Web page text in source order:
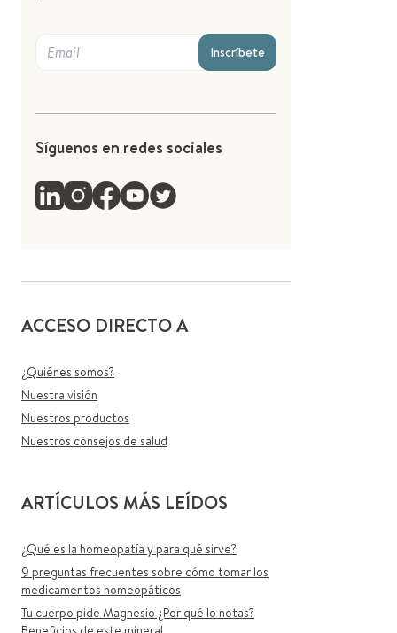
Inscríbete
Síguenos en redes sociales
ACCESO DIRECTO A
¿Quiénes somos?
Nuestra visión
Nuestros productos
Nuestros consejos de salud
ARTÍCULOS MÁS LEÍDOS
¿Qué es la homeopatía y para qué sirve?
9 preguntas frecuentes sobre cómo tomar los
medicamentos homeopáticos
Tu cuerpo pide Magnesio ¿Por qué lo notas?